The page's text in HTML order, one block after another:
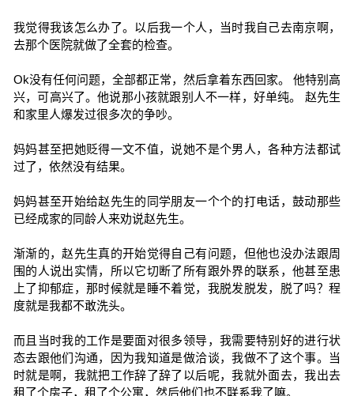
我觉得我该怎么办了。以后我一个人，当时我自己去南京啊，
去那个医院就做了全套的检查。
Ok没有任何问题，全部都正常，然后拿着东西回家。 他特别高
兴，可高兴了。他说那小孩就跟别人不一样，好单纯。 赵先生
和家里人爆发过很多次的争吵。
妈妈甚至把她贬得一文不值，说她不是个男人，各种方法都试
过了，依然没有结果。
妈妈甚至开始给赵先生的同学朋友一个个的打电话，鼓动那些
已经成家的同龄人来劝说赵先生。
渐渐的，赵先生真的开始觉得自己有问题，但他也没办法跟周
围的人说出实情，所以它切断了所有跟外界的联系，他甚至患
上了抑郁症，那时候就是睡不着觉，我脱发脱发，脱了吗？程
度就是我都不敢洗头。
而且当时我的工作是要面对很多领导，我需要特别好的进行状
态去跟他们沟通，因为我知道是做洽谈，我做不了这个事。当
时就是啊，我就把工作辞了辞了以后呢，我就外面去，我出去
租了个房子，租了个公寓，然后他们也不联系我了嘛。